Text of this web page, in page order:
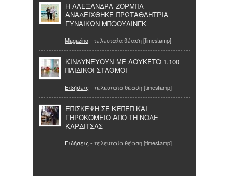
Η ΑΛΕΞΑΝΔΡΑ ΖΟΡΜΠΑ
ΑΝΑΔΕΙΧΘΗΚΕ ΠΡΩΤΑΘΛΗΤΡΙΑ
ΓΥΝΑΙΚΩΝ ΜΠΟΟΥΛΙΝΓΚ
Magazino- τελευταία θέαση [timestamp]
ΚΙΝΔΥΝΕΥΟΥΝ ΜΕ ΛΟΥΚΕΤΟ 1.100
ΠΑΙΔΙΚΟΙ ΣΤΑΘΜΟΙ
Ειδήσεις - τελευταία θέαση [timestamp]
ΕΠΙΣΚΕΨΗ ΣΕ ΚΕΠΕΠ ΚΑΙ
ΓΗΡΟΚΟΜΕΙΟ ΑΠΟ ΤΗ ΝΟΔΕ
ΚΑΡΔΙΤΣΑΣ
Ειδήσεις - τελευταία θέαση [timestamp]